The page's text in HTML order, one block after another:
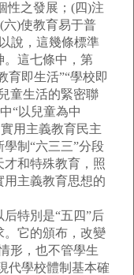
性之發展；(四)注
)使教育易于普
說，這幾條標準
。這七條中，第
育即生活”“學校即
童生活的緊密聯
“以兒童為中
用主義教育民主
制“六三三”分段
和特殊教育，照
用主義教育思想的
特別是“五四”后
。它的頒布，改變
形，也不管學生
代學校體制基本確